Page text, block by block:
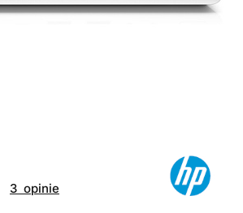
3 opinie